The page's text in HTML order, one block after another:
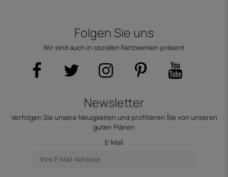
Folgen Sie uns
Wir sind auch in sozialen Netzwerken präsent
Newsletter
Verfolgen Sie unsere Neuigkeiten und profitieren Sie von unseren
guten Plänen
E-Mail